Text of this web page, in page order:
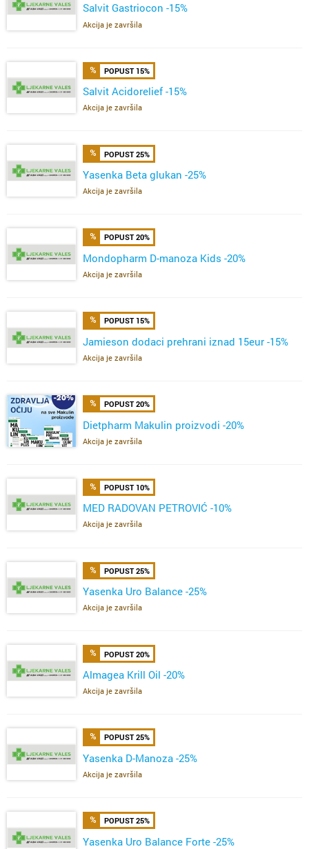
Salvit Gastriocon -15%
Akcija je završila
POPUST 15%
Salvit Acidorelief -15%
Akcija je završila
POPUST 25%
Yasenka Beta glukan -25%
Akcija je završila
POPUST 20%
Mondopharm D-manoza Kids -20%
Akcija je završila
POPUST 15%
Jamieson dodaci prehrani iznad 15eur -15%
Akcija je završila
POPUST 20%
Dietpharm Makulin proizvodi -20%
Akcija je završila
POPUST 10%
MED RADOVAN PETROVIĆ -10%
Akcija je završila
POPUST 25%
Yasenka Uro Balance -25%
Akcija je završila
POPUST 20%
Almagea Krill Oil -20%
Akcija je završila
POPUST 25%
Yasenka D-Manoza -25%
Akcija je završila
POPUST 25%
Yasenka Uro Balance Forte -25%